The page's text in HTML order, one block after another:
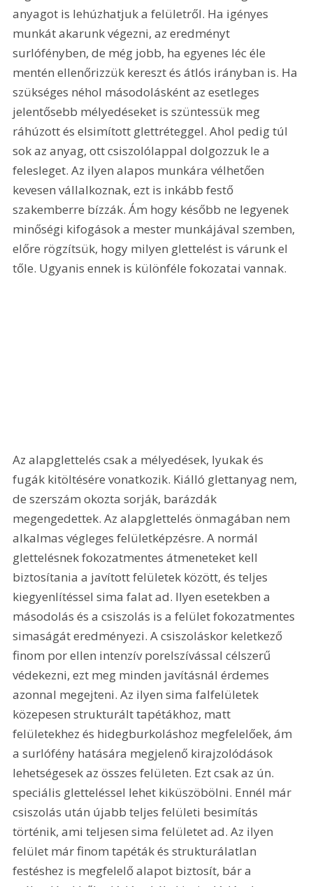
anyagot is lehúzhatjuk a felületről. Ha igényes
munkát akarunk végezni, az eredményt
surlófényben, de még jobb, ha egyenes léc éle
mentén ellenőrizzük kereszt és átlós irányban is. Ha
szükséges néhol másodolásként az esetleges
jelentősebb mélyedéseket is szüntessük meg
ráhúzott és elsimított glettréteggel. Ahol pedig túl
sok az anyag, ott csiszolólappal dolgozzuk le a
felesleget. Az ilyen alapos munkára vélhetően
kevesen vállalkoznak, ezt is inkább festő
szakemberre bízzák. Ám hogy később ne legyenek
minőségi kifogások a mester munkájával szemben,
előre rögzítsük, hogy milyen glettelést is várunk el
tőle. Ugyanis ennek is különféle fokozatai vannak.
Az alapglettelés csak a mélyedések, lyukak és
fugák kitöltésére vonatkozik. Kiálló glettanyag nem,
de szerszám okozta sorják, barázdák
megengedettek. Az alapglettelés önmagában nem
alkalmas végleges felületképzésre. A normál
glettelésnek fokozatmentes átmeneteket kell
biztosítania a javított felületek között, és teljes
kiegyenlítéssel sima falat ad. Ilyen esetekben a
másodolás és a csiszolás is a felület fokozatmentes
simaságát eredményezi. A csiszoláskor keletkező
finom por ellen intenzív porelszívással célszerű
védekezni, ezt meg minden javításnál érdemes
azonnal megejteni. Az ilyen sima falfelületek
közepesen strukturált tapétákhoz, matt
felületekhez és hidegburkoláshoz megfelelőek, ám
a surlófény hatására megjelenő kirajzolódások
lehetségesek az összes felületen. Ezt csak az ún.
speciális gletteléssel lehet kiküszöbölni. Ennél már
csiszolás után újabb teljes felületi besimítás
történik, ami teljesen sima felületet ad. Az ilyen
felület már finom tapéták és strukturálatlan
festéshez is megfelelő alapot biztosít, bár a